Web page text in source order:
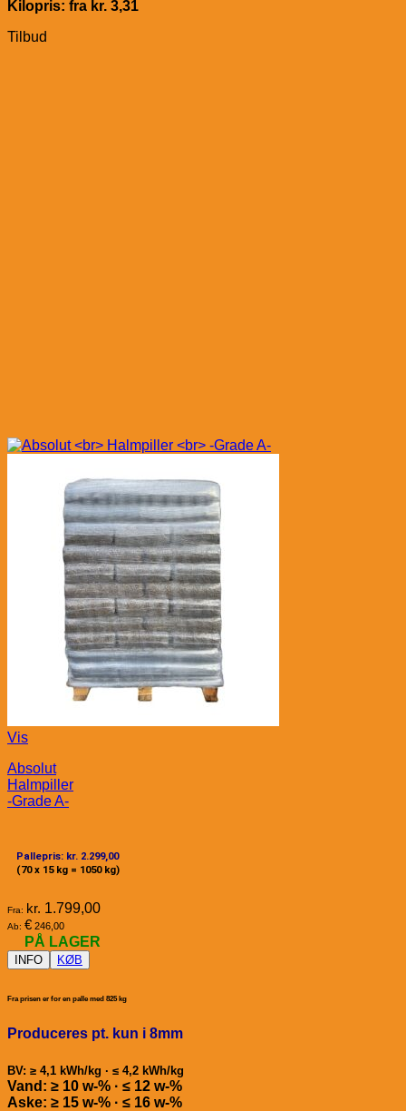
Kilopris: fra kr. 3,31
Tilbud
Vis
Absolut
Halmpiller
-Grade A-
Pallepris: kr. 2.299,00
(70 x 15 kg = 1050 kg)
Fra: kr. 1.799,00
Ab: € 246,00
PÅ LAGER
INFO KØB
Fra prisen er for en palle med 825 kg
Produceres pt. kun i 8mm
BV: ≥ 4,1 kWh/kg · ≤ 4,2 kWh/kg
Vand: ≥ 10 w-% · ≤ 12 w-%
Aske: ≥ 15 w-% · ≤ 16 w-%